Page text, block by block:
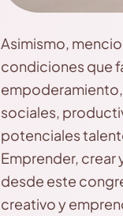
Asimismo,
condiciones que
sociales,
potenciales
Emprender, crear
desde este
creativo y